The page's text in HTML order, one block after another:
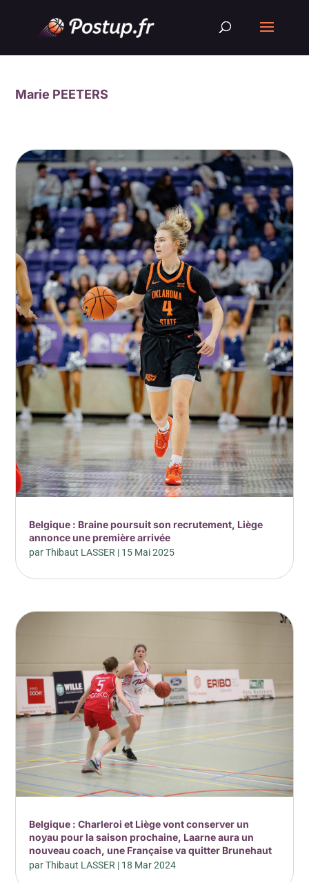
Marie PEETERS
Belgique : Braine poursuit son recrutement, Liège
annonce une première arrivée
parThibaut LASSER | 15 Mai 2025
Belgique : Charleroi et Liège vont conserver un
noyau pour la saison prochaine, Laarne aura un
nouveau coach, une Française va quitter Brunehaut
parThibaut LASSER | 18 Mar 2024